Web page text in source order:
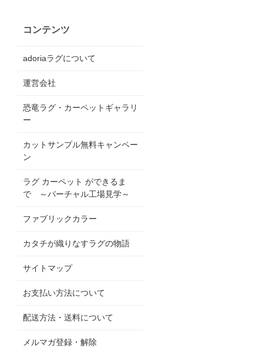
コンテンツ
adoriaラグについて
運営会社
恐竜ラグ・カーペットギャラリ
ー
カットサンプル無料キャンペー
ン
ラグ カーペット ができるま
で ～バーチャル工場見学～
ファブリックカラー
カタチが織りなすラグの物語
サイトマップ
お支払い方法について
配送方法・送料について
メルマガ登録・解除